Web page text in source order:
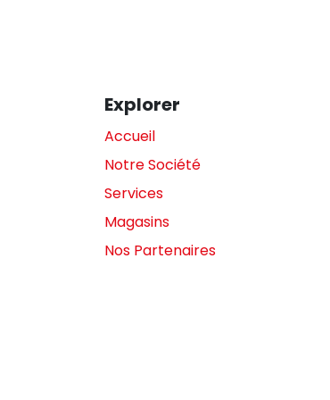
Explorer
Accueil
Notre Société
Services
Magasins
Nos Partenaires